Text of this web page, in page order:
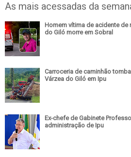
As mais acessadas da
Homem vítima de acidente de
do Giló morre em Sobral
Carroceria de caminhão
Várzea do Giló em Ipu
Ex-chefe de Gabinete
administração de Ipu